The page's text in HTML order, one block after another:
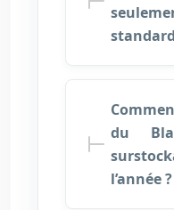
du
l’année ?